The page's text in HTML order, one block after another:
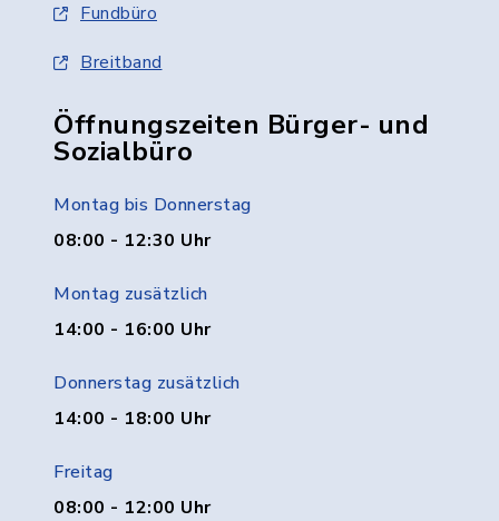
Fundbüro
Breitband
Öffnungszeiten Bürger- und
Sozialbüro
Montag bis Donnerstag
08:00 - 12:30 Uhr
Montag zusätzlich
14:00 - 16:00 Uhr
Donnerstag zusätzlich
14:00 - 18:00 Uhr
Freitag
08:00 - 12:00 Uhr